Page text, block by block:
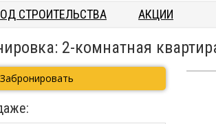
СТРОИТЕЛЬСТВА АКЦИИ
2-комнатная
Забронировать